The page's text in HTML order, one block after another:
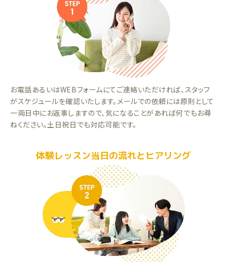
お電話あるいはWEBフォームにてご連絡いただければ、スタッフ
がスケジュールを確認いたします。メールでの依頼には原則として
一両日中にお返事しますので、気になることがあれば何でもお尋
ねください。土日祝日でも対応可能です。
体験レッスン当日の流れとヒアリング